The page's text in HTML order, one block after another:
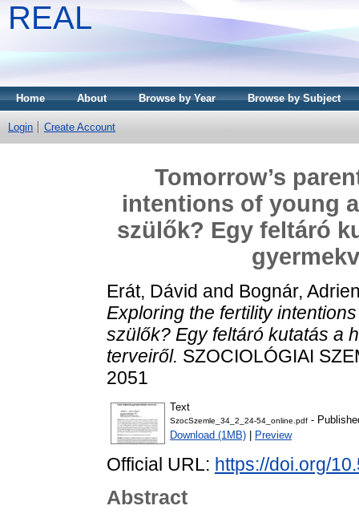
REAL
Home About Browse by Year Browse by Subject
Login Create Account
Tomorrow’s
intentions of young
szülők? Egy feltáró
Erát, Dávid and Bognár,
Exploring the fertility
szülők? Egy feltáró kutatás a
terveiről. SZOCIOLÓGIAI
2051
Text
SzocSzemle_34_2_24-54_online.pdf -
Download (1MB)
Preview
Official URL: https://doi.org/
Abstract